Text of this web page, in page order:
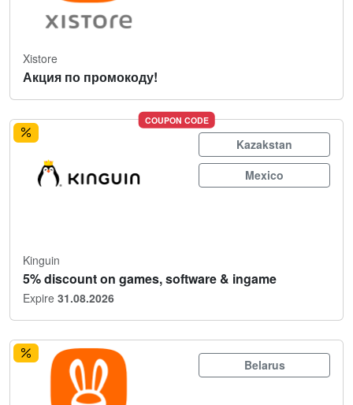
Xistore
Акция по промокоду!
COUPON CODE
Kazakstan
Mexico
Kinguin
5% discount on games, software & ingame
Expire 31.08.2026
Belarus